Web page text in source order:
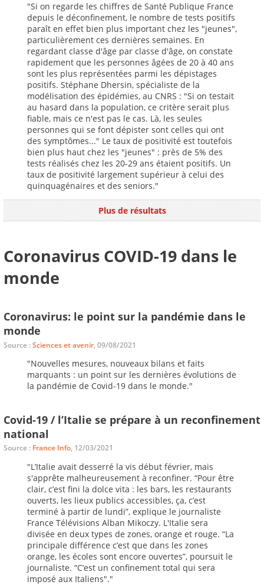
"Si on regarde les chiffres de Santé Publique France
depuis le déconfinement, le nombre de tests positifs
paraît en effet bien plus important chez les "jeunes",
particulièrement ces dernières semaines. En
regardant classe d'âge par classe d'âge, on constate
rapidement que les personnes âgées de 20 à 40 ans
sont les plus représentées parmi les dépistages
positifs. Stéphane Dhersin, spécialiste de la
modélisation des épidémies, au CNRS : "Si on testait
au hasard dans la population, ce critère serait plus
fiable, mais ce n'est pas le cas. Là, les seules
personnes qui se font dépister sont celles qui ont
des symptômes..." Le taux de positivité est toutefois
bien plus haut chez les "jeunes" : près de 5% des
tests réalisés chez les 20-29 ans étaient positifs. Un
taux de positivité largement supérieur à celui des
quinquagénaires et des seniors."
Plus de résultats
Coronavirus COVID-19 dans le
monde
Coronavirus: le point sur la pandémie dans le
monde
Source :Sciences et avenir, 09/08/2021
"Nouvelles mesures, nouveaux bilans et faits
marquants : un point sur les dernières évolutions de
la pandémie de Covid-19 dans le monde."
Covid-19 / l’Italie se prépare à un reconfinement
national
Source : France Info, 12/03/2021
"L’Italie avait desserré la vis début février, mais
s'apprête malheureusement à reconfiner. “Pour être
clair, c’est fini la dolce vita : les bars, les restaurants
ouverts, les lieux publics accessibles, ça, c’est
terminé à partir de lundi”, explique le journaliste
France Télévisions Alban Mikoczy. L'Italie sera
divisée en deux types de zones, orange et rouge. “La
principale différence c’est que dans les zones
orange, les écoles sont encore ouvertes”, poursuit le
journaliste. “C’est un confinement total qui sera
imposé aux Italiens"."